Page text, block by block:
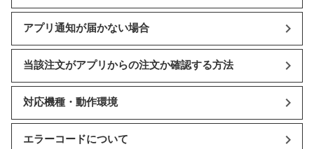
アプリ通知が届かない場合
当該注文がアプリからの注文か確認する方法
対応機種・動作環境
エラーコードについて